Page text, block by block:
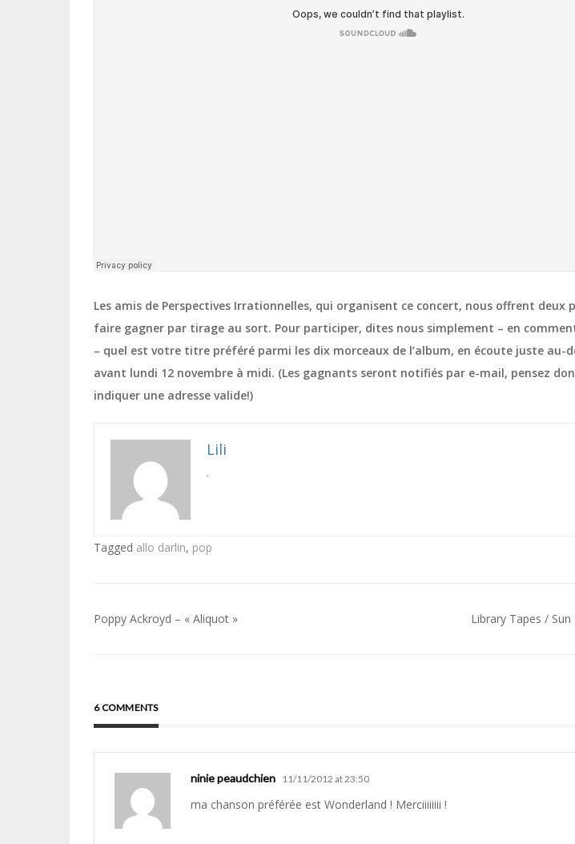
Les amis de Perspectives Irrationnelles, qui organisent ce concert, nous offrent deux
faire gagner par tirage au sort. Pour participer, dites nous simplement – en
– quel est votre titre préféré parmi les dix morceaux de l’album, en écoute juste au-
avant lundi 12 novembre à midi. (Les gagnants seront notifiés par e-mail, pensez
indiquer une adresse valide!)
Lili
.
Tagged allo darlin, pop
Navigation
Poppy Ackroyd – « Aliquot » Library Tapes /
6 COMMENTS
ninie peaudchien 11/11/2012 at 23:50
ma chanson préférée est Wonderland ! Merciiiiiiii !